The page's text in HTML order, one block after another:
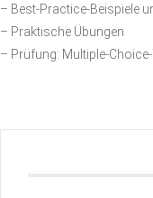
– Best-Practice-Beispiele
– Praktische Übungen
– Prüfung: Multiple-